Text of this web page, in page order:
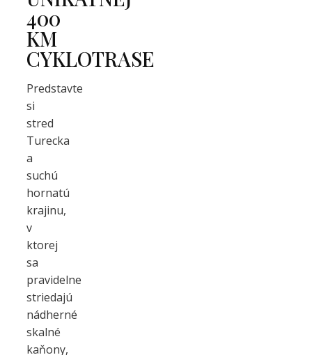
400
KM
CYKLOTRASE
Predstavte
si
stred
Turecka
a
suchú
hornatú
krajinu,
v
ktorej
sa
pravidelne
striedajú
nádherné
skalné
kaňony,